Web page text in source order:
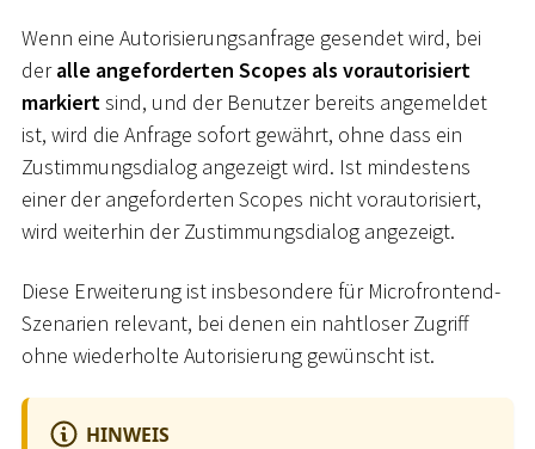
Wenn eine Autorisierungsanfrage gesendet wird, bei
deralle angeforderten Scopes als vorautorisiert
markiertsind, und der Benutzer bereits angemeldet
ist, wird die Anfrage sofort gewährt, ohne dass ein
Zustimmungsdialog angezeigt wird. Ist mindestens
einer der angeforderten Scopes nicht vorautorisiert,
wird weiterhin der Zustimmungsdialog angezeigt.
Diese Erweiterung ist insbesondere für Microfrontend-
Szenarien relevant, bei denen ein nahtloser Zugriff
ohne wiederholte Autorisierung gewünscht ist.
HINWEIS